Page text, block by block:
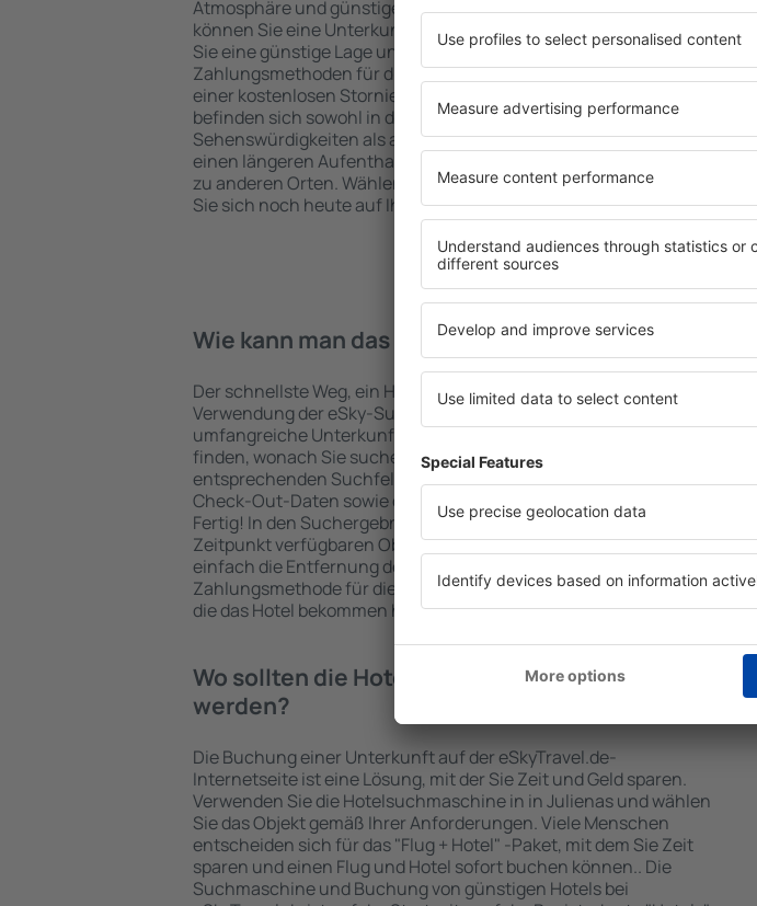
Atmosphäre und günstige Unterkünfte garantieren? in Julienas
können Sie eine Unterkunft für jede Geldtasche buchen! Wählen
Sie eine günstige Lage und den Standard des Hotels sowie die
Zahlungsmethoden für die Unterkunft aus und die Möglichkeit
einer kostenlosen Stornierung der Buchung. Hotels in Julienas
befinden sich sowohl in der Nähe der beliebtesten
Sehenswürdigkeiten als auch abseits der Masse. Perfekt für
einen längeren Aufenthalt und als Ausgangspunkt für Ausflüge
zu anderen Orten. Wählen Sie ein Hotel für sich aus und bereiten
Sie sich noch heute auf Ihre Reise oder Geschäftsreise vor!
Wie kann man das Hotel in in Julienas finden?
Der schnellste Weg, ein Hotel in Julienas zu finden, ist die
Verwendung der eSky-Suchmaschine für Unterkünfte. Eine
umfangreiche Unterkunftsbasis garantiert, dass Sie gerade das
finden, wonach Sie suchen. Geben Sie den Reiseort in die
entsprechenden Suchfelder ein, wählen Sie die Check-In- und
Check-Out-Daten sowie die Anzahl der Gäste und Zimmer aus.
Fertig! In den Suchergebnissen werden die zum angegebenen
Zeitpunkt verfügbaren Objekte angezeigt. Sie können ganz
einfach die Entfernung des Hotels vom Zentrum, die
Zahlungsmethode für die Unterkunft oder die Anzahl der Sterne,
die das Hotel bekommen hat, überprüfen.
Wo sollten die Hotels in in Julienas gebucht
werden?
Die Buchung einer Unterkunft auf der eSkyTravel.de-
Internetseite ist eine Lösung, mit der Sie Zeit und Geld sparen.
Verwenden Sie die Hotelsuchmaschine in in Julienas und wählen
Sie das Objekt gemäß Ihrer Anforderungen. Viele Menschen
entscheiden sich für das "Flug + Hotel" -Paket, mit dem Sie Zeit
sparen und einen Flug und Hotel sofort buchen können.. Die
Suchmaschine und Buchung von günstigen Hotels bei